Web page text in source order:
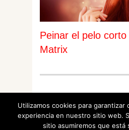
Peinar el pelo
Matrix
© 2026 "Estilo magico –
mujer" All Rights
Utilizamos cookies para garantizar
experiencia en nuestro sitio web.
sitio asumiremos que está